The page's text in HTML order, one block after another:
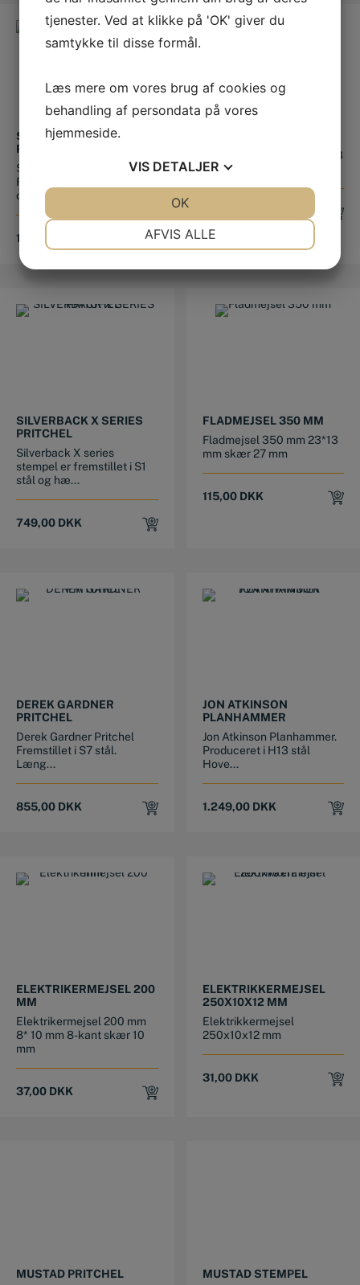
This product has multiple variants. The options may be chosen on the product page
STEVEN BEANE
RIDSMEJSEL
Steven Beane Ridsmejsel.
For at sikre en lang levetid
og ...
1.195,00
Fladmejsel 300 mm , 23*13
mm skær 26 mm
SILVERBACK X SERIES
PRITCHEL
Silverback X series
stempel er fremstillet i S1
stål og hæ...
749,00 DKK
FLADMEJSEL 350 MM
Fladmejsel 350 mm 23*13
mm skær 27 mm
115,00 DKK
DEREK GARDNER
PRITCHEL
Derek Gardner Pritchel
Fremstillet i S7 stål.
Læng...
855,00 DKK
JON ATKINSON
PLANHAMMER
Jon Atkinson Planhammer.
Produceret i H13 stål
Hove...
1.249,00 DKK
ELEKTRIKERMEJSEL 200
MM
Elektrikermejsel 200 mm
8* 10 mm 8-kant skær 10
mm
37,00 DKK
ELEKTRIKKERMEJSEL
250X10X12 MM
Elektrikkermejsel
250x10x12 mm
31,00 DKK
MUSTAD PRITCHEL
MUSTAD STEMPEL
tjenester. Ved at klikke på 'OK' giver du
samtykke til disse formål.
Læs mere om vores brug af cookies og
behandling af persondata på vores
hjemmeside.
VIS DETALJER
AFVIS ALLE
OK